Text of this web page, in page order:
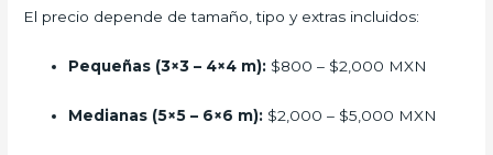
El precio depende de tamaño, tipo y extras incluidos:
Pequeñas (3×3 – 4×4 m): $800 – $2,000 MXN
Medianas (5×5 – 6×6 m): $2,000 – $5,000 MXN